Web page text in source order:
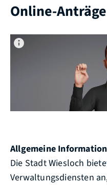
Online-Anträge
Allgemeine
Die Stadt Wiesloch
Verwaltungsdiensten